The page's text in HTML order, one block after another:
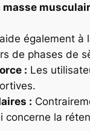
également à
de phases de
: Les
:
concerne la